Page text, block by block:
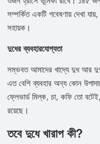
সম্পর্কিত একটি গবেষণায় দেখা
সহায়ক।
দুধের ব্যবহারযোগ্যতা
সম্ভবত আমাদের খাদ্যে দুধ আর
এত বেশি ব্যবহার অন্য কোন
ফ্লেভার্ড মিল্ক, চা, কফি তো
রয়েছে।
তবে দুধে খারাপ কী?